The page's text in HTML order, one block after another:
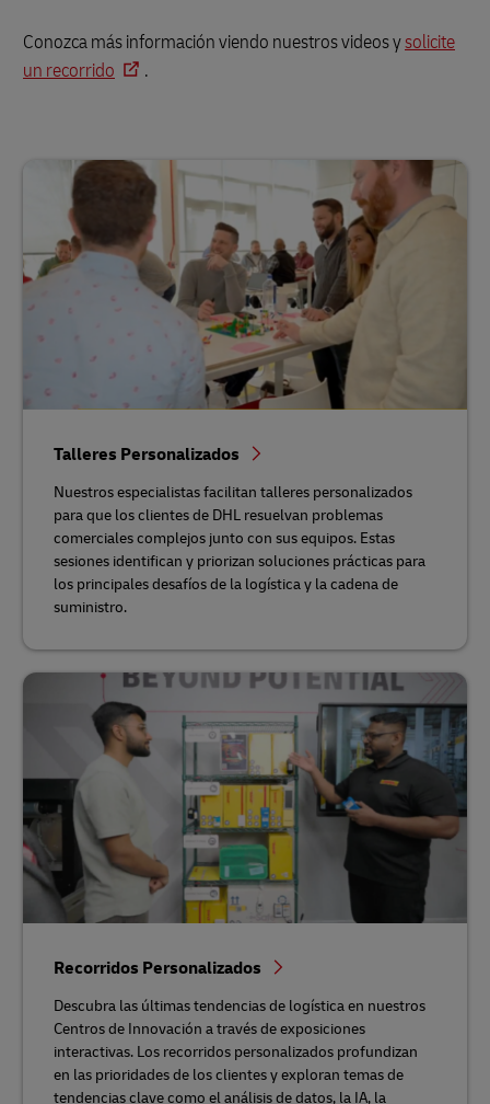
Conozca más información viendo nuestros videos ysolicite
un recorrido
.
Talleres Personalizados
Nuestros especialistas facilitan talleres personalizados
para que los clientes de DHL resuelvan problemas
comerciales complejos junto con sus equipos. Estas
sesiones identifican y priorizan soluciones prácticas para
los principales desafíos de la logística y la cadena de
suministro.
Recorridos Personalizados
Descubra las últimas tendencias de logística en nuestros
Centros de Innovación a través de exposiciones
interactivas. Los recorridos personalizados profundizan
en las prioridades de los clientes y exploran temas de
tendencias clave como el análisis de datos, la IA, la